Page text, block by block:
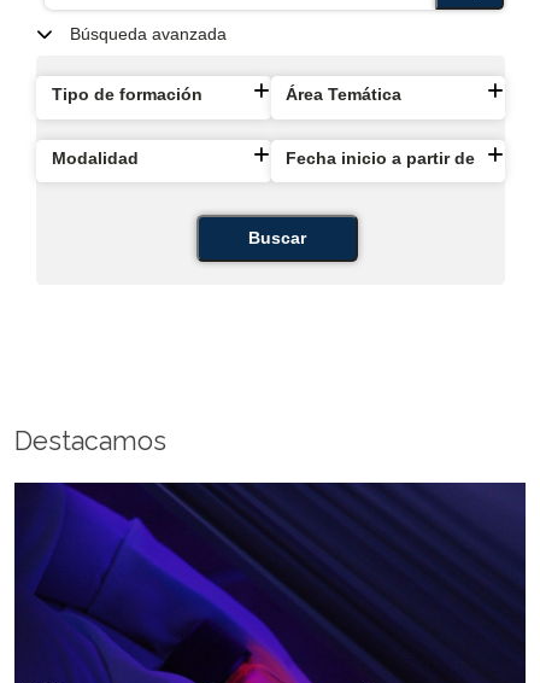
Búsqueda avanzada
Tipo de formación Área Temática
Modalidad Fecha inicio a partir de
Buscar
Destacamos